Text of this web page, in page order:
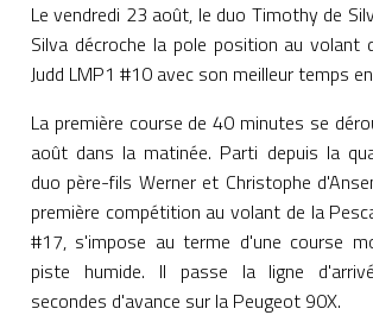
Le vendredi 23 août, le duo Timothy de
Silva décroche la pole position au volant
Judd LMP1 #10 avec son meilleur temps
La première course de 40 minutes se
août dans la matinée. Parti depuis la
duo père-fils Werner et Christophe
première compétition au volant de la
#17, s'impose au terme d'une course
piste humide. Il passe la ligne
secondes d'avance sur la Peugeot 90X.